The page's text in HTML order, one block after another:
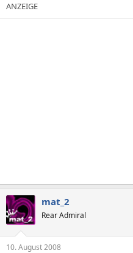
mat_2
Rear Admiral
10. August 2008